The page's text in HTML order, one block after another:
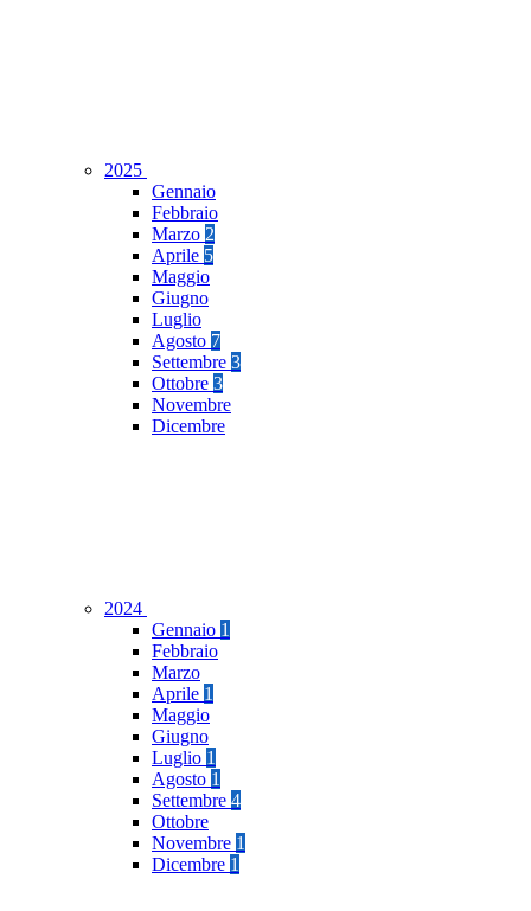
2025
Gennaio
Febbraio
Marzo 2
Aprile 5
Maggio
Giugno
Luglio
Agosto 7
Settembre 3
Ottobre 3
Novembre
Dicembre
2024
Gennaio 1
Febbraio
Marzo
Aprile 1
Maggio
Giugno
Luglio 1
Agosto 1
Settembre 4
Ottobre
Novembre 1
Dicembre 1